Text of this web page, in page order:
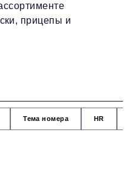
прицепы и
Тема номера HR